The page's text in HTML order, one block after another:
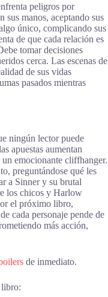
peligros por
sus manos, aceptando sus
único, complicando sus
de que cada relación es
tomar decisiones
cerca. Las escenas de
de sus vidas
pasados mientras
ningún lector puede
apuestas aumentan
emocionante cliffhanger.
preguntándose qué les
a Sinner y su brutal
los chicos y Harlow
el próximo libro,
cada personaje pende de
más acción,
de inmediato.
libro: